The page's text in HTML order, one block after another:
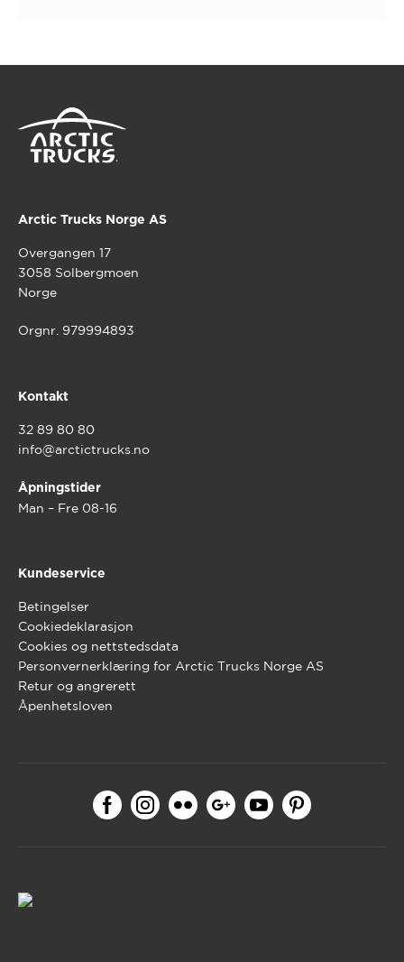
Arctic Trucks Norge AS
Overgangen 17
3058 Solbergmoen
Norge
Orgnr. 979994893
Kontakt
32 89 80 80
info@arctictrucks.no
Åpningstider
Man – Fre 08-16
Kundeservice
Betingelser
Cookiedeklarasjon
Cookies og nettstedsdata
Personvernerklæring for Arctic Trucks Norge AS
Retur og angrerett
Åpenhetsloven